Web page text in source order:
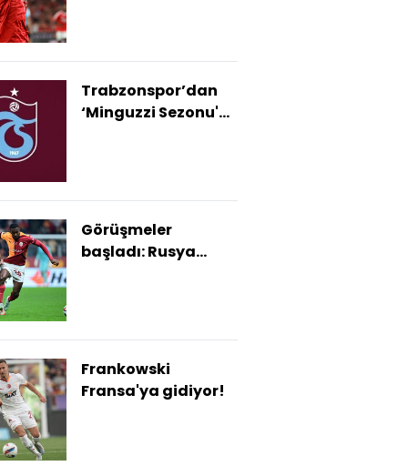
Trabzonspor’dan
‘Minguzzi Sezonu'
Görüşmeler
başladı: Rusya
Frankowski
Fransa'ya gidiyor!